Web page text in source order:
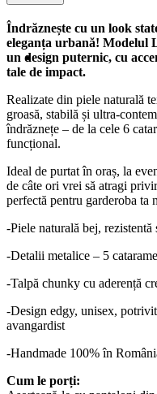
Îndrăznește cu un look
eleganța urbană!
un design puternic, cu
tale de impact.
Realizate din piele naturală
groasă, stabilă și ultra-
îndrăznețe – de la cele 6
funcțional.
Ideal de purtat în oraș, la
de câte ori vrei să atragi
perfectă pentru garderoba ta
-Piele naturală bej,
-Detalii metalice – 5
-Talpă chunky cu aderență
-Design edgy, unisex,
avangardist
-Handmade 100% în
Cum le porți: